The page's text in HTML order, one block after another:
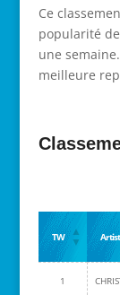
Ce
popularité
une
meilleure
TW
1